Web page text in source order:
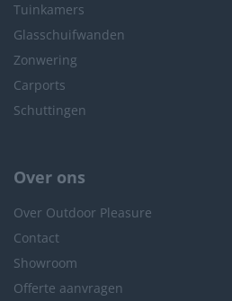
Tuinkamers
Glasschuifwanden
Zonwering
Carports
Schuttingen
Over ons
Over Outdoor Pleasure
Contact
Showroom
Offerte aanvragen